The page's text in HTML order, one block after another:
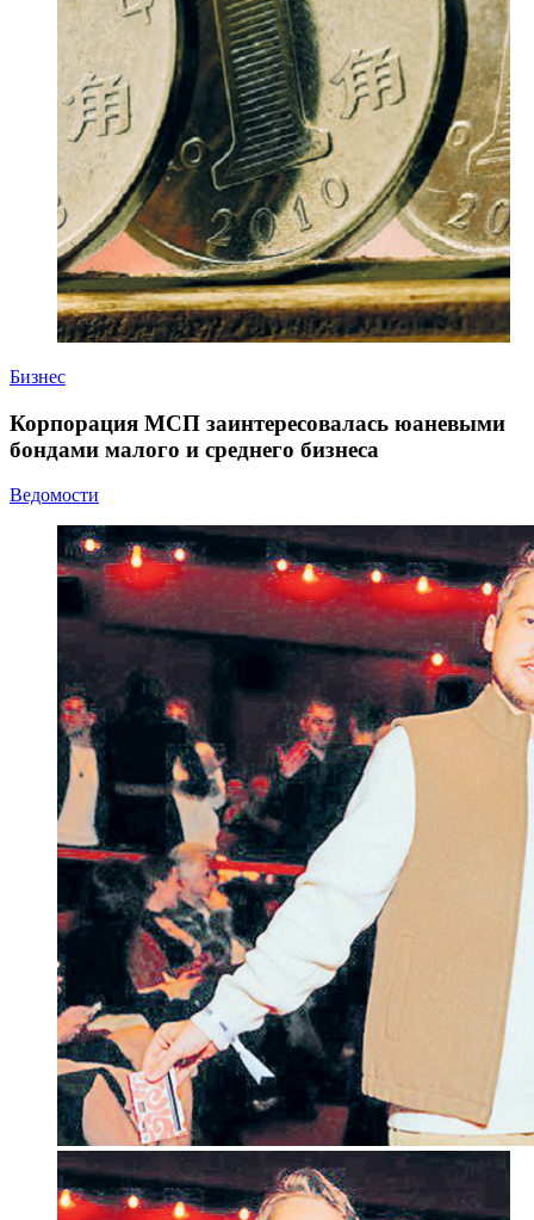
Бизнес
Корпорация МСП заинтересовалась юаневыми
бондами малого и среднего бизнеса
Ведомости